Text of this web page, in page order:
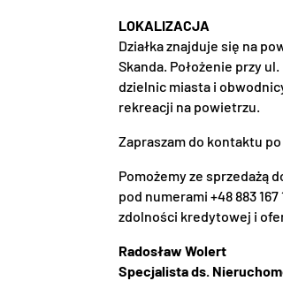
LOKALIZACJA
Działka znajduje się na
Skanda. Położenie przy
dzielnic miasta i
rekreacji na powietrzu.
Zapraszam do kontaktu
Pomożemy ze sprzedażą
pod numerami +48 883
zdolności kredytowej i
Radosław Wolert
Specjalista ds.